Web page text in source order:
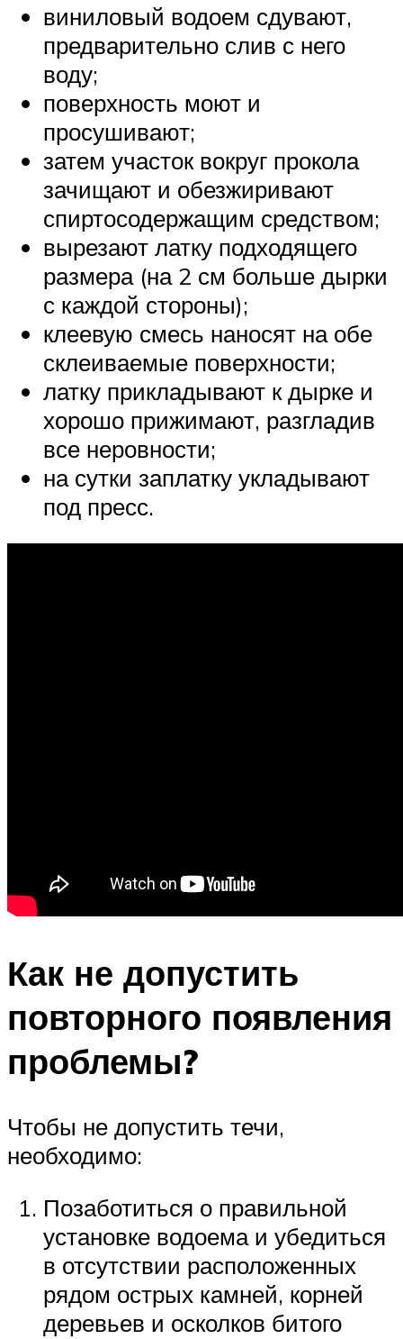
виниловый водоем сдувают,
предварительно слив с него
воду;
поверхность моют и
просушивают;
затем участок вокруг прокола
зачищают и обезжиривают
спиртосодержащим средством;
вырезают латку подходящего
размера (на 2 см больше дырки
с каждой стороны);
клеевую смесь наносят на обе
склеиваемые поверхности;
латку прикладывают к дырке и
хорошо прижимают, разгладив
все неровности;
на сутки заплатку укладывают
под пресс.
Как не допустить
повторного появления
проблемы?
Чтобы не допустить течи,
необходимо:
Позаботиться о правильной
установке водоема и убедиться
в отсутствии расположенных
рядом острых камней, корней
деревьев и осколков битого